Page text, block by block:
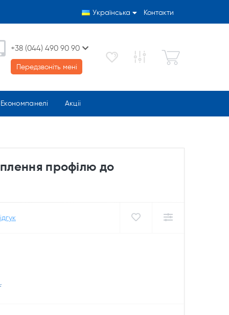
Українська Контакти
+38 (044) 490 90 90
Передзвоніть мені
Економпанелі Акціі
профілю до